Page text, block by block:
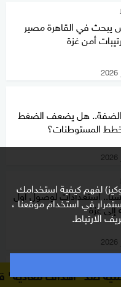
لفهم كيفية استخدامك
في استخدام موقعنا ،
الارتباط.
في القاهرة مصير
أمن غزة
هل يضعف الضغط
خطط المستوطنات؟
استعدادات لوصول أول
إلى غزة
في غارات إسرائيلية
معادية" قرب مدخل مضيق